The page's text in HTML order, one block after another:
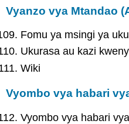
Vyanzo vya Mtandao
Fomu ya msingi ya
Ukurasa au kazi
Wiki
Vyombo vya habari
Vyombo vya habari